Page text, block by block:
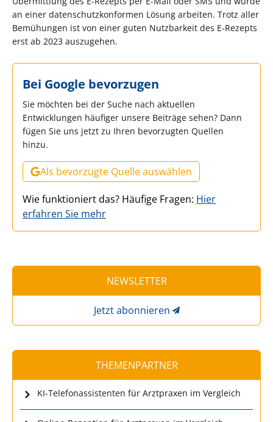
an einer datenschutzkonformen Lösung arbeiten. Trotz aller
Bemühungen ist von einer guten Nutzbarkeit des E-Rezepts
erst ab 2023 auszugehen.
Bei Google bevorzugen
Sie möchten bei der Suche nach aktuellen
Entwicklungen häufiger unsere Beiträge sehen? Dann
fügen Sie uns jetzt zu Ihren bevorzugten Quellen
hinzu.
Als bevorzugte Quelle auswählen
Wie funktioniert das? Häufige Fragen: Hier
erfahren Sie mehr
NEWSLETTER
Jetzt abonnieren
THEMENPARTNER
KI-Telefonassistenten für Arztpraxen im Vergleich